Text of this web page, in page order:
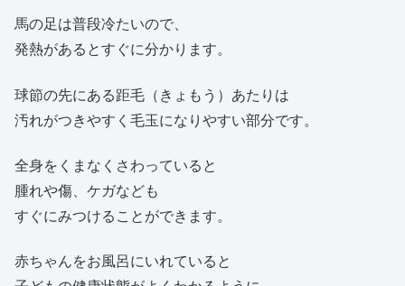
馬の足は普段冷たいので、
発熱があるとすぐに分かります。
球節の先にある距毛（きょもう）あたりは
汚れがつきやすく毛玉になりやすい部分です。
全身をくまなくさわっていると
腫れや傷、ケガなども
すぐにみつけることができます。
赤ちゃんをお風呂にいれていると